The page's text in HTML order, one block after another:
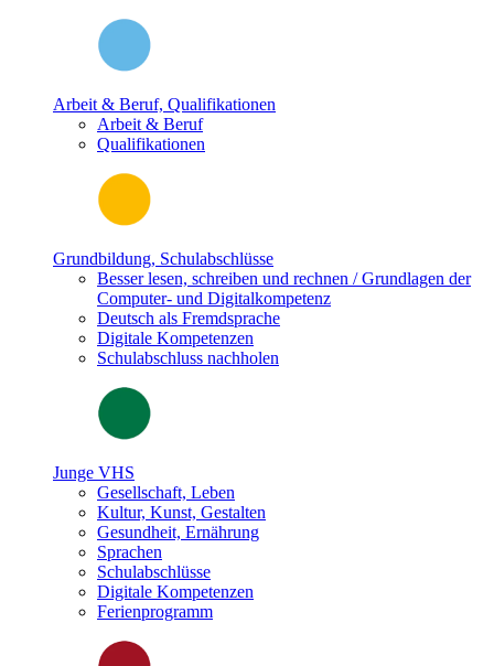
Arbeit & Beruf, Qualifikationen
Arbeit & Beruf
Qualifikationen
Grundbildung, Schulabschlüsse
Besser lesen, schreiben und rechnen / Grundlagen der
Computer- und Digitalkompetenz
Deutsch als Fremdsprache
Digitale Kompetenzen
Schulabschluss nachholen
Junge VHS
Gesellschaft, Leben
Kultur, Kunst, Gestalten
Gesundheit, Ernährung
Sprachen
Schulabschlüsse
Digitale Kompetenzen
Ferienprogramm